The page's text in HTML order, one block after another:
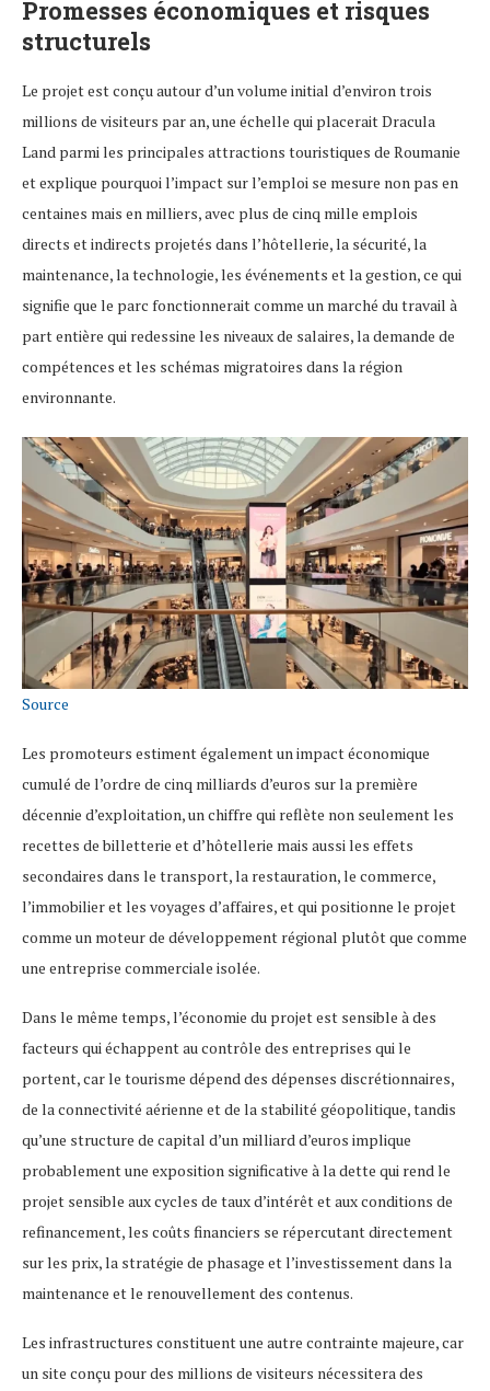
Promesses économiques et risques
structurels
Le projet est conçu autour d’un volume initial d’environ trois
millions de visiteurs par an, une échelle qui placerait Dracula
Land parmi les principales attractions touristiques de Roumanie
et explique pourquoi l’impact sur l’emploi se mesure non pas en
centaines mais en milliers, avec plus de cinq mille emplois
directs et indirects projetés dans l’hôtellerie, la sécurité, la
maintenance, la technologie, les événements et la gestion, ce qui
signifie que le parc fonctionnerait comme un marché du travail à
part entière qui redessine les niveaux de salaires, la demande de
compétences et les schémas migratoires dans la région
environnante.
Source
Les promoteurs estiment également un impact économique
cumulé de l’ordre de cinq milliards d’euros sur la première
décennie d’exploitation, un chiffre qui reflète non seulement les
recettes de billetterie et d’hôtellerie mais aussi les effets
secondaires dans le transport, la restauration, le commerce,
l’immobilier et les voyages d’affaires, et qui positionne le projet
comme un moteur de développement régional plutôt que comme
une entreprise commerciale isolée.
Dans le même temps, l’économie du projet est sensible à des
facteurs qui échappent au contrôle des entreprises qui le
portent, car le tourisme dépend des dépenses discrétionnaires,
de la connectivité aérienne et de la stabilité géopolitique, tandis
qu’une structure de capital d’un milliard d’euros implique
probablement une exposition significative à la dette qui rend le
projet sensible aux cycles de taux d’intérêt et aux conditions de
refinancement, les coûts financiers se répercutant directement
sur les prix, la stratégie de phasage et l’investissement dans la
maintenance et le renouvellement des contenus.
Les infrastructures constituent une autre contrainte majeure, car
un site conçu pour des millions de visiteurs nécessitera des